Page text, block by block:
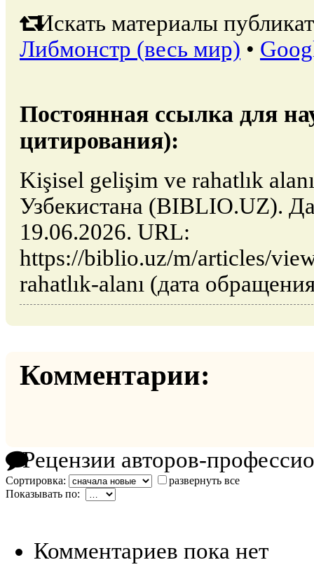
Искать материалы
Либмонстр (весь мир) •
Постоянная ссылка для
цитирования):
Kişisel gelişim ve rahatlık
Узбекистана (BIBLIO.UZ).
19.06.2026. URL:
https://biblio.uz/m/articles/
rahatlık-alanı (дата
Комментарии:
Рецензии авторов-
Сортировка:
развернуть все
Показывать по:
Комментариев пока нет